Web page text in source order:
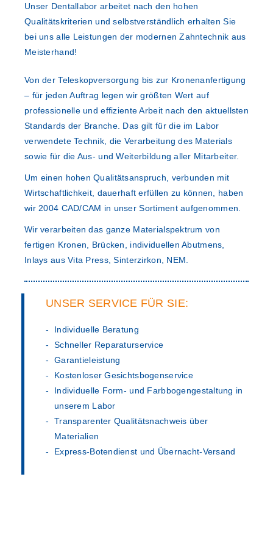
Unser Dentallabor arbeitet nach den hohen
Qualitätskriterien und selbstverständlich erhalten Sie
bei uns alle Leistungen der modernen Zahntechnik aus
Meisterhand!
Von der Teleskopversorgung bis zur Kronenanfertigung
– für jeden Auftrag legen wir größten Wert auf
professionelle und effiziente Arbeit nach den aktuellsten
Standards der Branche. Das gilt für die im Labor
verwendete Technik, die Verarbeitung des Materials
sowie für die Aus- und Weiterbildung aller Mitarbeiter.
Um einen hohen Qualitätsanspruch, verbunden mit
Wirtschaftlichkeit, dauerhaft erfüllen zu können, haben
wir 2004 CAD/CAM in unser Sortiment aufgenommen.
Wir verarbeiten das ganze Materialspektrum von
fertigen Kronen, Brücken, individuellen Abutmens,
Inlays aus Vita Press, Sinterzirkon, NEM.
UNSER SERVICE FÜR SIE:
Individuelle Beratung
Schneller Reparaturservice
Garantieleistung
Kostenloser Gesichtsbogenservice
Individuelle Form- und Farbbogengestaltung in
unserem Labor
Transparenter Qualitätsnachweis über
Materialien
Express-Botendienst und Übernacht-Versand